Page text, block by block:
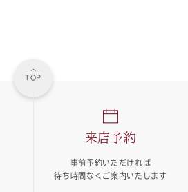
TOP
来店予約
事前予約いただければ
待ち時間なくご案内いたします